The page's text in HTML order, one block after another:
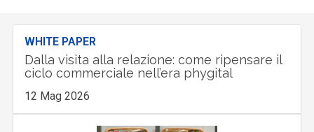
WHITE PAPER
Dalla visita alla relazione: come ripensare il
ciclo commerciale nell’era phygital
12 Mag 2026